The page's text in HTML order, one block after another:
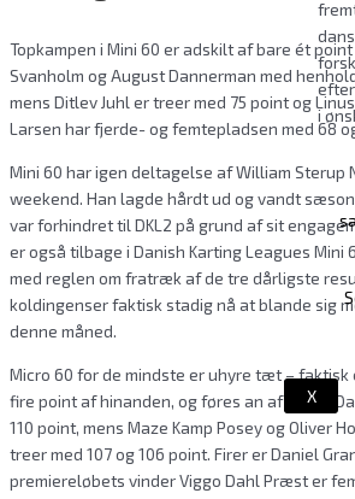
i
X
Topkampen i Mini 60 er adskilt af bare ét
Svanholm og August Dannerman med
mens Ditlev Juhl er treer med 75 point og
Larsen har fjerde- og femtepladsen med 68
Mini 60 har igen deltagelse af William Sterup
weekend. Han lagde hårdt ud og vandt
var forhindret til DKL2 på grund af sit
er også tilbage i Danish Karting Leagues Mini
med reglen om fratræk af de tre dårligste
koldingenser faktisk stadig nå at blande sig
denne måned.
Micro 60 for de mindste er uhyre tæt –
fire point af hinanden, og føres an af Lukas
110 point, mens Maze Kamp Posey og Oliver
treer med 107 og 106 point. Firer er Daniel
premiereløbets vinder Viggo Dahl Præst er